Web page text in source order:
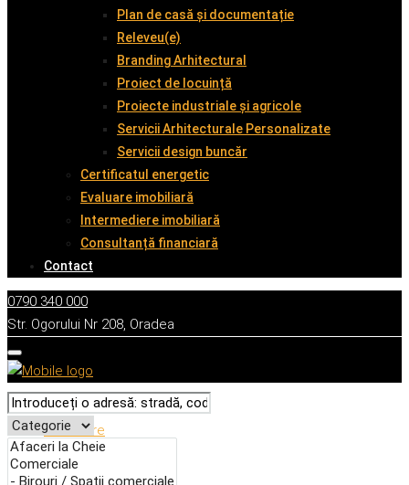
Plan de casă și documentație
Releveu(e)
Branding Arhitectural
Proiect de locuință
Proiecte industriale și agricole
Servicii Arhitecturale Personalizate
Servicii design buncăr
Certificatul energetic
Evaluare imobiliară
Intermediere imobiliară
Consultanță financiară
Contact
0790 340 000
Str. Ogorului Nr 208, Oradea
Descriere
Caracteristici
Adresă